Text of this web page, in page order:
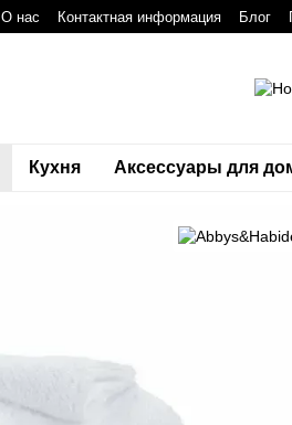
О нас Контактная информация Блог
Кухня Аксессуары для